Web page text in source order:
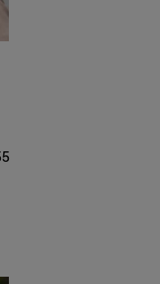
Ibarrola"